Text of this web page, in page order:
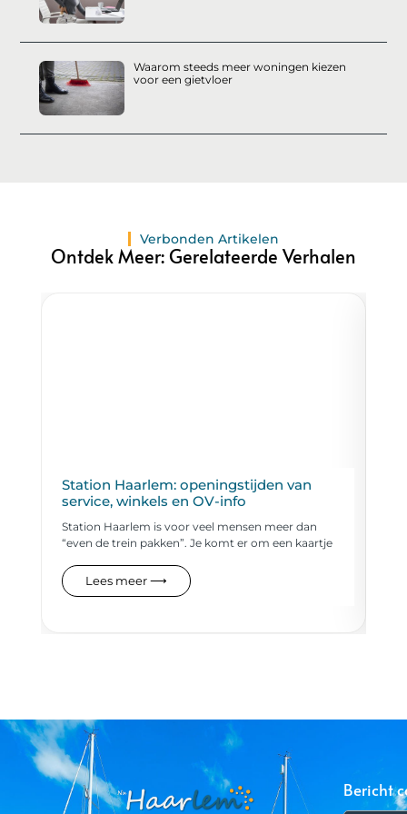
Waarom steeds meer woningen kiezen
voor een gietvloer
Verbonden Artikelen
Ontdek Meer: Gerelateerde Verhalen
Station Haarlem: openingstijden van
service, winkels en OV-info
Station Haarlem is voor veel mensen meer dan
“even de trein pakken”. Je komt er om een kaartje
Lees meer ⟶
Bericht